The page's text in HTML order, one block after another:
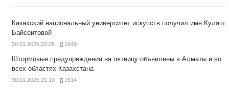
Казахский национальный университет искусств получил имя Куляш
Байсеитовой
30.01.2025 22:05 1649
Штормовые предупреждения на пятницу объявлены в Алматы и во
всех областях Казахстана
30.01.2025 21:10 1514